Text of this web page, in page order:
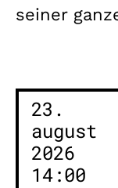
seiner
23.
august
2026
14:00